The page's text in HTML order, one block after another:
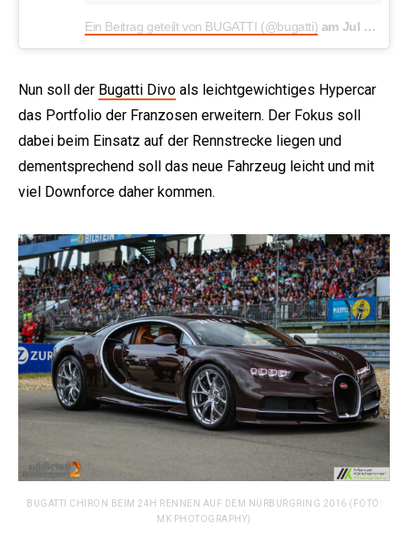
Ein Beitrag geteilt von BUGATTI (@bugatti) am Jul 10, 2018 um 2:00 PDT
Nun soll der Bugatti Divo als leichtgewichtiges Hypercar
das Portfolio der Franzosen erweitern. Der Fokus soll
dabei beim Einsatz auf der Rennstrecke liegen und
dementsprechend soll das neue Fahrzeug leicht und mit
viel Downforce daher kommen.
BUGATTI CHIRON BEIM 24H RENNEN AUF DEM NÜRBURGRING 2016 (FOTO:
MK PHOTOGRAPHY)